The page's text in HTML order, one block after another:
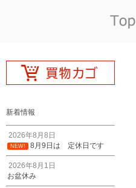
新着情報
2026年8月8日
NEW! 8月9日は 定休日です
2026年8月1日
お盆休み